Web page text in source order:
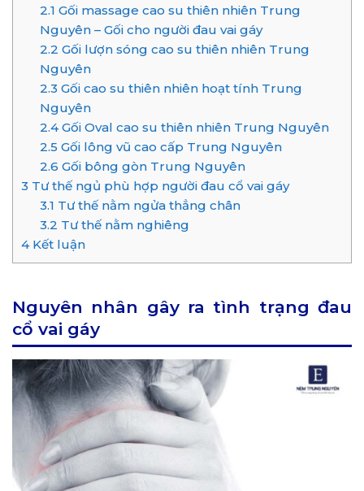
2.1 Gối massage cao su thiên nhiên Trung
Nguyên – Gối cho người đau vai gáy
2.2 Gối lượn sóng cao su thiên nhiên Trung
Nguyên
2.3 Gối cao su thiên nhiên hoạt tính Trung
Nguyên
2.4Gối Oval cao su thiên nhiên Trung Nguyên
2.5 Gối lông vũ cao cấp Trung Nguyên
2.6 Gối bông gòn Trung Nguyên
3 Tư thế ngủ phù hợp người đau cổ vai gáy
3.1 Tư thế nằm ngửa thẳng chân
3.2 Tư thế nằm nghiêng
4Kết luận
Nguyên nhân gây ra tình trạng đau
cổ vai gáy